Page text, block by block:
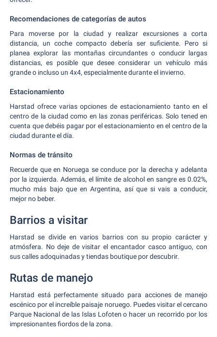
Recomendaciones de categorías de autos
Para moverse por la ciudad y realizar excursiones a corta
distancia, un coche compacto debería ser suficiente. Pero si
planea explorar las montañas circundantes o conducir largas
distancias, es posible que desee considerar un vehículo más
grande o incluso un 4x4, especialmente durante el invierno.
Estacionamiento
Harstad ofrece varias opciones de estacionamiento tanto en el
centro de la ciudad como en las zonas periféricas. Solo tened en
cuenta que debéis pagar por el estacionamiento en el centro de la
ciudad durante el día.
Normas de tránsito
Recuerde que en Noruega se conduce por la derecha y adelanta
por la izquierda. Además, el límite de alcohol en sangre es 0.02%,
mucho más bajo que en Argentina, así que si vais a conducir,
mejor no beber.
Barrios a visitar
Harstad se divide en varios barrios con su propio carácter y
atmósfera. No deje de visitar el encantador casco antiguo, con
sus calles adoquinadas y tiendas boutique por descubrir.
Rutas de manejo
Harstad está perfectamente situado para acciones de manejo
escénico por el increíble paisaje noruego. Puedes visitar el cercano
Parque Nacional de las Islas Lofoten o hacer un recorrido por los
impresionantes fiordos de la zona.